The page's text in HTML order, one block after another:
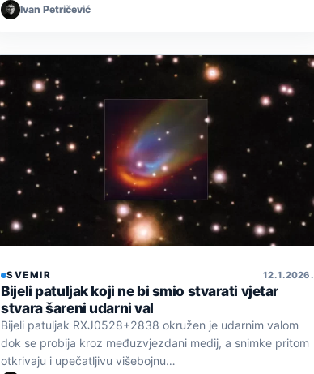
Ivan Petričević
SVEMIR 12. 1. 2026.
Bijeli patuljak koji ne bi smio stvarati vjetar
stvara šareni udarni val
Bijeli patuljak RXJ0528+2838 okružen je udarnim valom
dok se probija kroz međuzvjezdani medij, a snimke pritom
otkrivaju i upečatljivu višebojnu…